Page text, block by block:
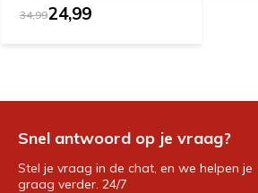
34,9924,99
Snel antwoord op je vraag?
Stel je vraag in de chat, en we helpen je
graag verder. 24/7